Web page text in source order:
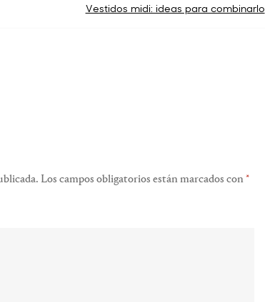
Vestidos midi: ideas para combinarlo
Los campos obligatorios están marcados con*